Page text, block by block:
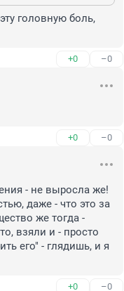
головную боль,
+0 –0
+0 –0
- не выросла же!
даже - что это за
же тогда -
взяли и - просто
его" - глядишь, и я
+0 –0